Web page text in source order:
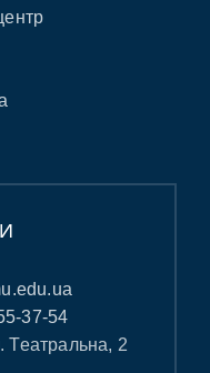
37-54
Театральна, 2